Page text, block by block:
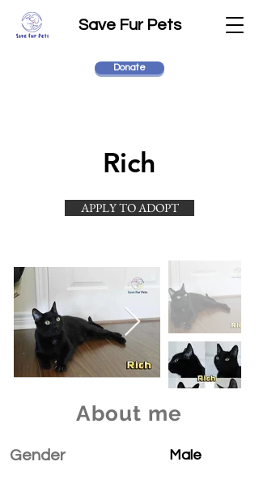
Save Fur Pets
Donate
Rich
APPLY TO ADOPT
About me
Gender Male